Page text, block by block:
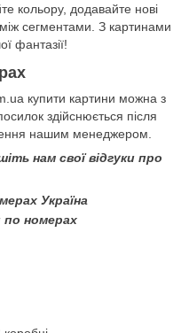
кольору, додавайте нові
сегментами. З картинами
фантазії!
купити картини можна з
здійснюється після
нашим менеджером.
нам свої відгуки про